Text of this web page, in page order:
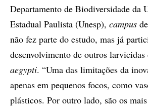
Departamento de Biodiversidade da
Estadual Paulista (Unesp), campus
não fez parte do estudo, mas já
desenvolvimento de outros larvicidas
aegypti. “Uma das limitações da
apenas em pequenos focos, como
plásticos. Por outro lado, são os